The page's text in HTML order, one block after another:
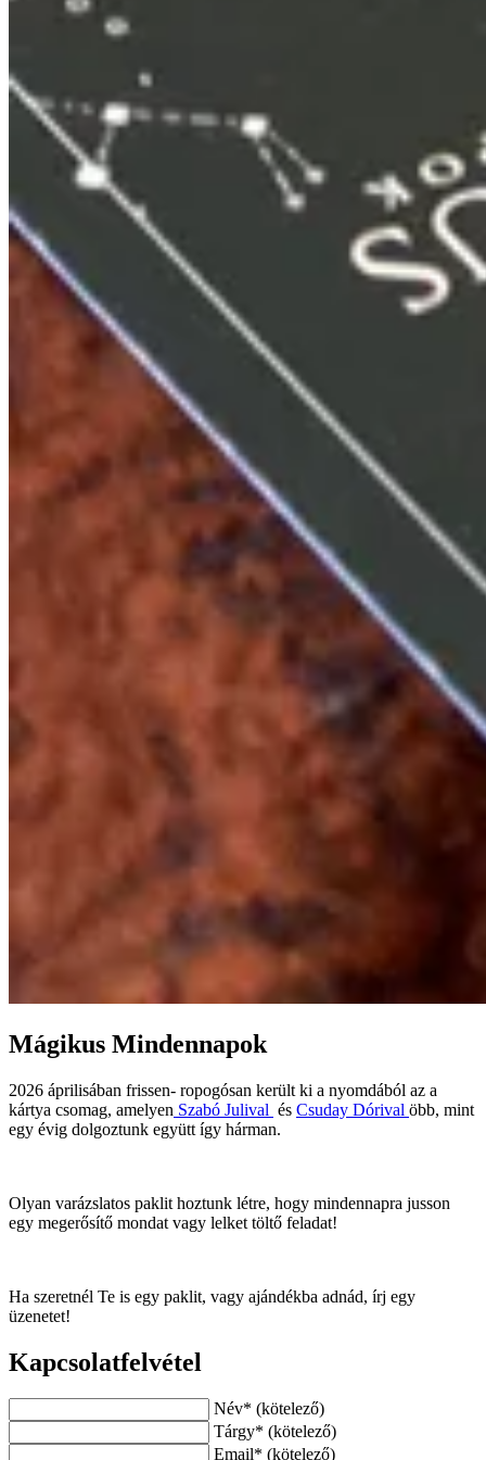
Mágikus Mindennapok
2026 áprilisában frissen- ropogósan került ki a nyomdából az a
kártya csomag, amelyen ⁠Szabó Julival ⁠ és Csuday Dórival öbb, mint
egy évig dolgoztunk együtt így hárman.
Olyan varázslatos paklit hoztunk létre, hogy mindennapra jusson
egy megerősítő mondat vagy lelket töltő feladat!
Ha szeretnél Te is egy paklit, vagy ajándékba adnád, írj egy
üzenetet!
Kapcsolatfelvétel
Név* (kötelező)
Tárgy* (kötelező)
Email* (kötelező)